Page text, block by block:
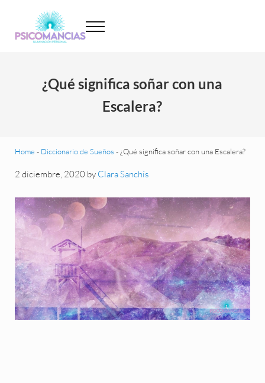
Psicomancias
Menu
¿Qué significa soñar con una
Escalera?
Home - Diccionario de Sueños -¿Qué significa soñar con una Escalera?
2 diciembre, 2020 by Clara Sanchís